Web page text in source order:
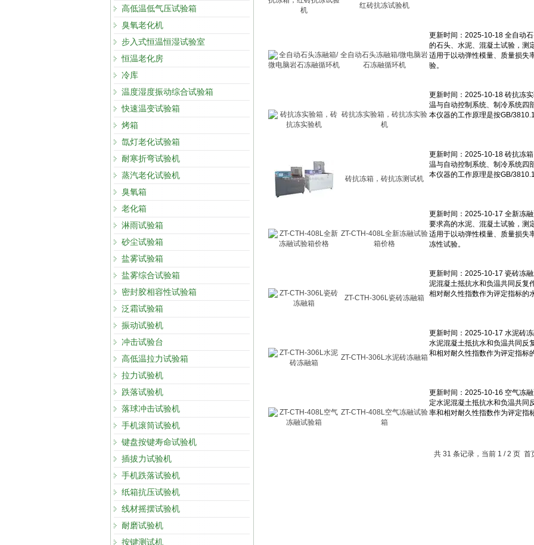
高低温低气压试验箱
臭氧老化机
步入式恒温恒湿试验室
恒温老化房
冷库
温度湿度振动综合试验箱
快速温变试验箱
烤箱
氙灯老化试验箱
耐寒折弯试验机
蒸汽老化试验机
臭氧箱
老化箱
淋雨试验箱
砂尘试验箱
盐雾试验箱
盐雾综合试验箱
密封胶相容性试验箱
泛霜试验箱
振动试验机
冲击试验台
高低温拉力试验箱
拉力试验机
跌落试验机
落球冲击试验机
手机滚筒试验机
键盘按键寿命试验机
插拔力试验机
手机跌落试验机
纸箱抗压试验机
线材摇摆试验机
耐磨试验机
按键测试机
红砖抗冻试验机
全自动石头冻融箱/微电脑岩
石冻融循环机
砖抗冻实验箱，砖抗冻实验
机
砖抗冻箱，砖抗冻测试机
ZT-CTH-408L全新冻融试验
箱价格
ZT-CTH-306L瓷砖冻融箱
ZT-CTH-306L水泥砖冻融箱
ZT-CTH-408L空气冻融试验
箱
共 31 条记录，当前 1 / 2 页